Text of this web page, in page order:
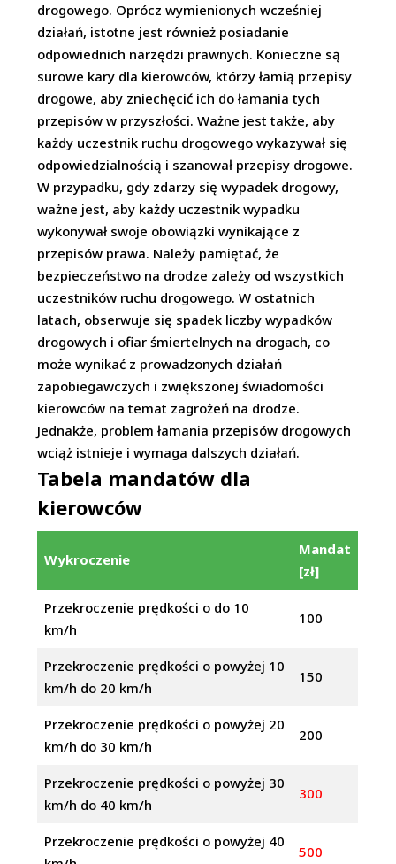
drogowego. Oprócz wymienionych wcześniej
działań, istotne jest również posiadanie
odpowiednich narzędzi prawnych. Konieczne są
surowe kary dla kierowców, którzy łamią przepisy
drogowe, aby zniechęcić ich do łamania tych
przepisów w przyszłości. Ważne jest także, aby
każdy uczestnik ruchu drogowego wykazywał się
odpowiedzialnością i szanował przepisy drogowe.
W przypadku, gdy zdarzy się wypadek drogowy,
ważne jest, aby każdy uczestnik wypadku
wykonywał swoje obowiązki wynikające z
przepisów prawa. Należy pamiętać, że
bezpieczeństwo na drodze zależy od wszystkich
uczestników ruchu drogowego. W ostatnich
latach, obserwuje się spadek liczby wypadków
drogowych i ofiar śmiertelnych na drogach, co
może wynikać z prowadzonych działań
zapobiegawczych i zwiększonej świadomości
kierowców na temat zagrożeń na drodze.
Jednakże, problem łamania przepisów drogowych
wciąż istnieje i wymaga dalszych działań.
Tabela mandatów dla
kierowców
Wykroczenie
Mandat
[zł]
Przekroczenie prędkości o do 10
km/h
100
Przekroczenie prędkości o powyżej 10
km/h do 20 km/h
150
Przekroczenie prędkości o powyżej 20
km/h do 30 km/h
200
Przekroczenie prędkości o powyżej 30
km/h do 40 km/h
300
Przekroczenie prędkości o powyżej 40
500